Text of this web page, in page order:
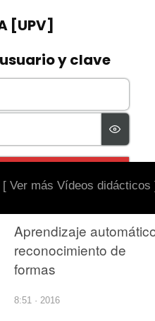
[ Ver más Vídeos didácticos
Aprendizaje
reconocimiento de
formas
8:51 · 2016